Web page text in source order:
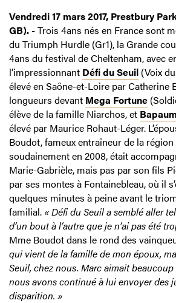
Vendredi 17 mars 2017, Prestbury
GB). -Trois 4ans nés en France sont
du Triumph Hurdle (Gr1), la Grande
4ans du festival de Cheltenham, avec
l’impressionnant Défi du Seuil (Voix
élevé en Saône-et-Loire par Catherine
longueurs devant Mega Fortune
élève de la famille Niarchos, et
élevé par Maurice Rohaut-Léger.
Boudot, fameux entraîneur de la
soudainement en 2008, était
Marie-Gabrièle, mais pas par son fils
par ses montes à Fontainebleau, où il
quelques minutes à peine avant le
familial. « Défi du Seuil a semblé aller
d’un bout à l’autre que je n’ai pas été
Mme Boudot dans le rond des
qui vient de la famille de mon époux,
Seuil, chez nous. Marc aimait
nous avons continué à lui envoyer des
disparition. »